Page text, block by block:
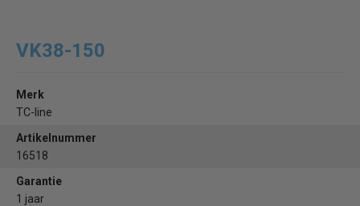
VK38-150
Merk
TC-line
Artikelnummer
16518
Garantie
1 jaar